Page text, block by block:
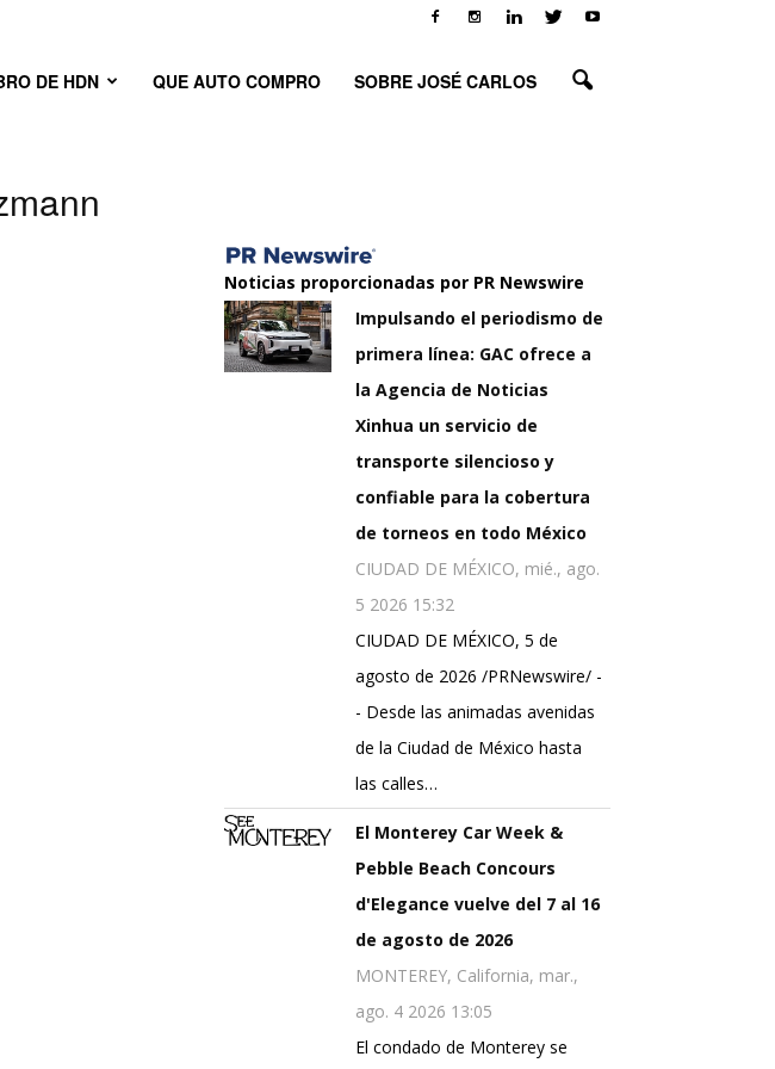
DE HDN QUE AUTO COMPRO SOBRE JOSÉ CARLOS
Noticias proporcionadas por PR Newswire
Impulsando el periodismo de
primera línea: GAC ofrece a
la Agencia de Noticias
Xinhua un servicio de
transporte silencioso y
confiable para la cobertura
de torneos en todo México
CIUDAD DE MÉXICO, mié., ago.
5 2026 15:32
CIUDAD DE MÉXICO, 5 de
agosto de 2026 /PRNewswire/ -
- Desde las animadas avenidas
de la Ciudad de México hasta
las calles…
El Monterey Car Week &
Pebble Beach Concours
d'Elegance vuelve del 7 al 16
de agosto de 2026
MONTEREY, California, mar.,
ago. 4 2026 13:05
El condado de Monterey se